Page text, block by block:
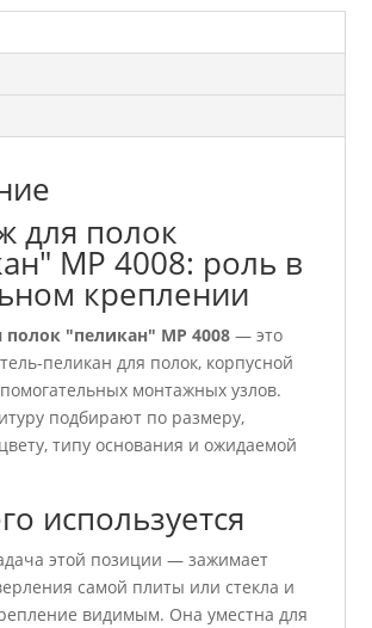
для полок
МР 4008: роль в
креплении
полок "пеликан" МР 4008 — это
пеликан для полок, корпусной
монтажных узлов.
подбирают по размеру,
типу основания и ожидаемой
используется
этой позиции — зажимает
самой плиты или стекла и
видимым. Она уместна для